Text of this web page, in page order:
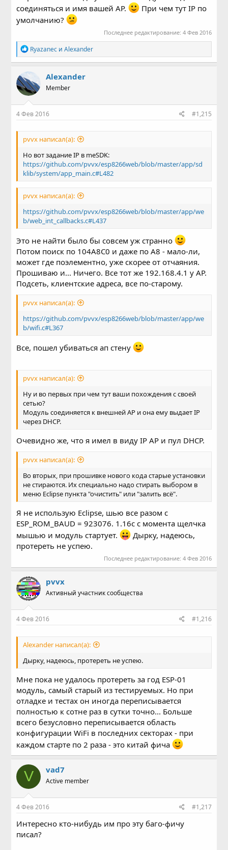
соединяться и имя вашей AP.
При чем тут IP по
умолчанию?
Последнее редактирование: 4 Фев 2016
Р
е
а
к
ц
и
и
:
Ryazanec иAlexander
Alexander
Member
4 Фев 2016 #1,215
pvvx написал(а):
Но вот задание IP в meSDK:
https://github.com/pvvx/esp8266web/blob/master/app/sd
klib/system/app_main.c#L482
pvvx написал(а):
https://github.com/pvvx/esp8266web/blob/master/app/we
b/web_int_callbacks.c#L437
Это не найти было бы совсем уж странно
Потом поиск по 104A8C0 и даже по A8 - мало-ли,
может где поэлементно, уже скорее от отчаяния.
Прошиваю и... Ничего. Все тот же 192.168.4.1 у AP.
Подсеть, клиентские адреса, все по-старому.
pvvx написал(а):
https://github.com/pvvx/esp8266web/blob/master/app/we
b/wifi.c#L367
Все, пошел убиваться ап стену
pvvx написал(а):
Ну и во первых при чем тут ваши похождения с своей
сетью?
Модуль соединяется к внешней AP и она ему выдает IP
через DHCP.
Очевидно же, что я имел в виду IP AP и пул DHCP.
pvvx написал(а):
Во вторых, при прошивке нового кода старые установки
не стираются. Их специально надо стирать выбором в
меню Eclipse пункта "очистить" или "залить всё".
Я не использую Eclipse, шью все разом с
ESP_ROM_BAUD = 923076. 1.16с с момента щелчка
мышью и модуль стартует.
Дырку, надеюсь,
протереть не успею.
Последнее редактирование: 4 Фев 2016
pvvx
Активный участник сообщества
4 Фев 2016 #1,216
Alexander написал(а):
Дырку, надеюсь, протереть не успею.
Мне пока не удалось протереть за год ESP-01
модуль, самый старый из тестируемых. Но при
отладке и тестах он иногда переписывается
полностью к сотне раз в сутки точно... Больше
всего безусловно переписывается область
конфигурации WiFi в последних секторах - при
каждом старте по 2 раза - это китай фича
V vad7
Active member
4 Фев 2016 #1,217
Интересно кто-нибудь им про эту баго-фичу
писал?